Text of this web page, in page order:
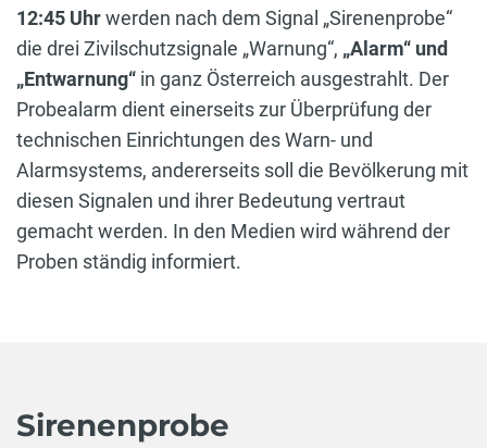
12:45 Uhrwerden nach dem Signal „Sirenenprobe“
die drei Zivilschutzsignale „Warnung“, „Alarm“ und
„Entwarnung“ in ganz Österreich ausgestrahlt. Der
Probealarm dient einerseits zur Überprüfung der
technischen Einrichtungen des Warn- und
Alarmsystems, andererseits soll die Bevölkerung mit
diesen Signalen und ihrer Bedeutung vertraut
gemacht werden. In den Medien wird während der
Proben ständig informiert.
Sirenenprobe